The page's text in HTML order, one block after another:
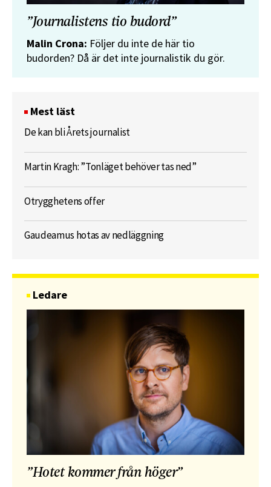
”Journalistens tio budord”
Malin Crona: Följer du inte de här tio
budorden? Då är det inte journalistik du gör.
Mest läst
De kan bli Årets journalist
Martin Kragh: ”Tonläget behöver tas ned”
Otrygghetens offer
Gaudeamus hotas av nedläggning
Ledare
”Hotet kommer från höger”